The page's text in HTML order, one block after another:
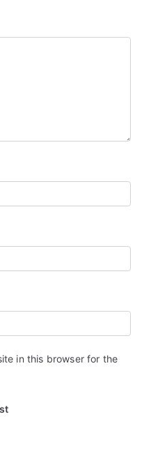
in this browser for the